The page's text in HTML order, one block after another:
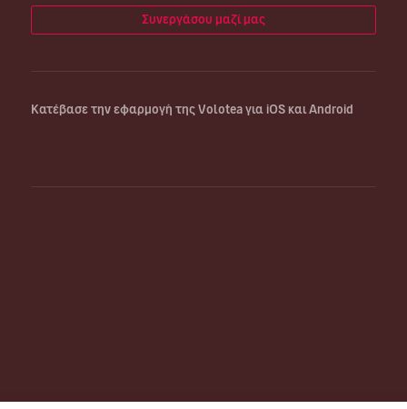
Συνεργάσου μαζί μας
Κατέβασε την εφαρμογή της Volotea για iOS και Android